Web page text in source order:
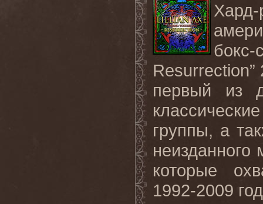
первый из
группы, а
неизданного
которые
1992-2009